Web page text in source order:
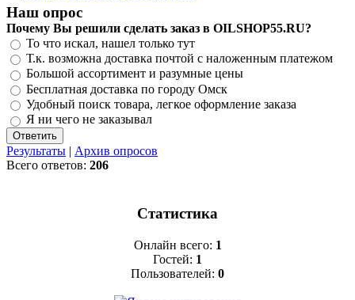
Наш опрос
Почему Вы решили сделать заказ в OILSHOP55.RU?
То что искал, нашел только тут
Т.к. возможна доставка почтой с наложенным платежом
Большой ассортимент и разумные цены
Бесплатная доставка по городу Омск
Удобный поиск товара, легкое оформление заказа
Я ни чего не заказывал
Результаты | Архив опросов
Всего ответов: 206
Статистика
Онлайн всего: 1
Гостей: 1
Пользователей: 0